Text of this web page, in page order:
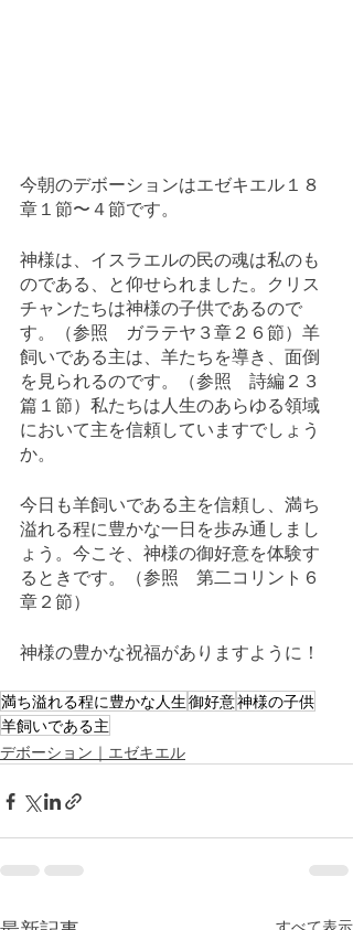
今朝のデボーションはエゼキエル１８
章１節〜４節です。
神様は、イスラエルの民の魂は私のも
のである、と仰せられました。クリス
チャンたちは神様の子供であるので
す。（参照　ガラテヤ３章２６節）羊
飼いである主は、羊たちを導き、面倒
を見られるのです。（参照　詩編２３
篇１節）私たちは人生のあらゆる領域
において主を信頼していますでしょう
か。
今日も羊飼いである主を信頼し、満ち
溢れる程に豊かな一日を歩み通しまし
ょう。今こそ、神様の御好意を体験す
るときです。（参照　第二コリント６
章２節）
神様の豊かな祝福がありますように！
満ち溢れる程に豊かな人生御好意神様の子供
羊飼いである主
デボーション｜エゼキエル